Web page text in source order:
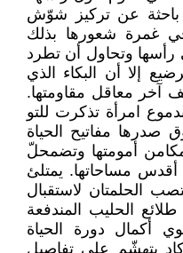
باحثة عن تركيز شوّش
غمرة شعورها بذلك
رأسها وتحاول أن تطرد
إلا أن البكاء الذي
معاقل مقاومتها.
امرأة تذكرت للتو
صدرها مفاتيح الحياة
مكامن أمومتها وتضمحلّ
أقدس مساحاتها. يمتلئ
الحلمتان لاستقبال
الحليب المندفعة
أكمال دورة الحياة
يتهشّم على تفاصيل